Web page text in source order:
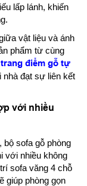
lấp lánh, khiến
vật liệu và ánh
phẩm từ cùng
điểm gỗ tự
nhà đạt sự liên kết
với nhiều
bộ sofa gỗ phòng
với nhiều không
sofa văng 4 chỗ
giúp phòng gọn